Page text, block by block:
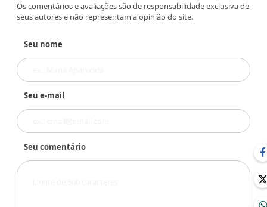
Os comentários e avaliações são de responsabilidade exclusiva de
seus autores e não representam a opinião do site.
Seu nome
Seu e-mail
Seu comentário